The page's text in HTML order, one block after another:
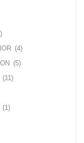
(4)
(5)
(11)
(1)